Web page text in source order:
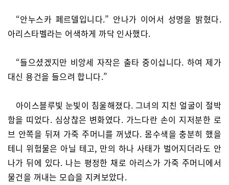
“안누스카 페르델입니다.” 안나가 이어서 성명을 밝혔다.
아리스타벨라는 어색하게 까닥 인사했다.
“들으셨겠지만 비앙세 자작은 출타 중이십니다. 하여 제가
대신 용건을 들으려 합니다.”
아이스블루빛 눈빛이 침울해졌다. 그녀의 지친 얼굴이 절박
함을 띠었다. 심상찮은 변화였다. 가느다란 손이 지저분한 로
브 안쪽을 뒤져 가죽 주머니를 꺼냈다. 몸수색을 충분히 했을
테니 위험물은 아닐 테고, 만의 하나 사태가 벌어지더라도 안
나가 뒤에 있다. 나는 평정한 채로 아리스가 가죽 주머니에서
물건을 꺼내는 모습을 지켜보았다.